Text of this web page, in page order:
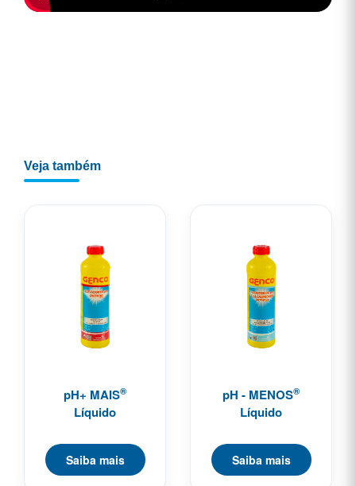
Veja também
pH+ MAIS®
Líquido
Saiba mais
pH - MENOS®
Líquido
Saiba mais